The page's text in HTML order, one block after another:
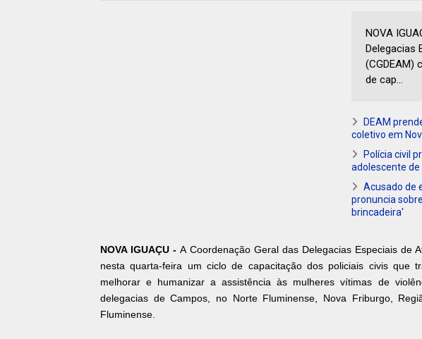
NOVA
Delegacias
(CGDEAM)
de cap...
DEAM
coletivo em
Polícia civil
adolescente de
Acusado de
pronuncia
brincadeira'
NOVA IGUAÇU -A Coordenação Geral das Delegacias Especiais de
nesta quarta-feira um ciclo de capacitação dos policiais civis que
melhorar e humanizar a assistência às mulheres vítimas de
delegacias de Campos, no Norte Fluminense, Nova Friburgo,
Fluminense.